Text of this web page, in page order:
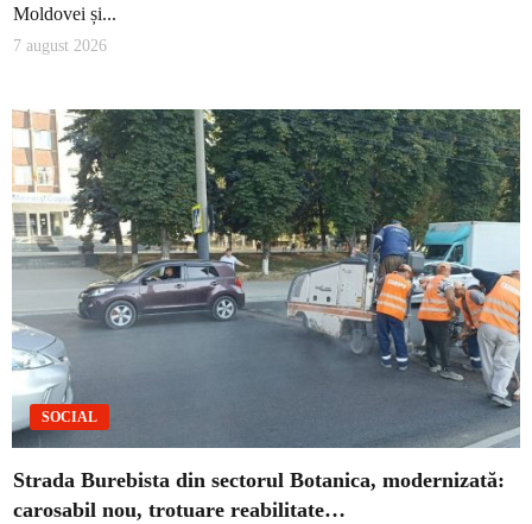
Moldovei și...
7 august 2026
SOCIAL
Strada Burebista din sectorul Botanica, modernizată:
carosabil nou, trotuare reabilitate…